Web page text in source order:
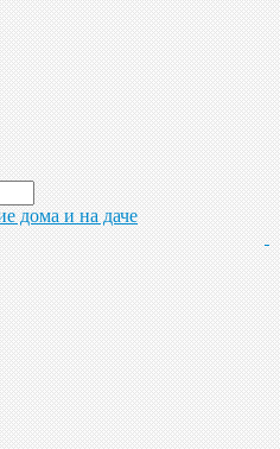
дома и на даче